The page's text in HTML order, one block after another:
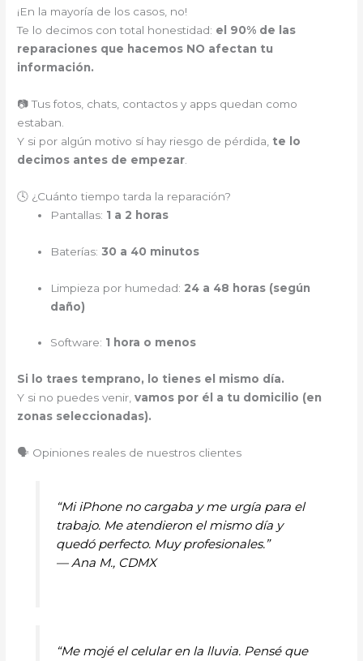
¡En la mayoría de los casos, no!
Te lo decimos con total honestidad: el 90% de las
reparaciones que hacemos NO afectan tu
información.
📷 Tus fotos, chats, contactos y apps quedan como
estaban.
Y si por algún motivo sí hay riesgo de pérdida, te lo
decimos antes de empezar
🕓 ¿Cuánto tiempo tarda la reparación?
Pantallas: 1 a 2 horas
Baterías:30 a 40 minutos
Limpieza por humedad: 24 a 48 horas (según
daño)
Software: 1 hora o menos
Si lo traes temprano, lo tienes el mismo día.
Y si no puedes venir,vamos por él a tu domicilio (en
zonas seleccionadas).
🗣️ Opiniones reales de nuestros clientes
“Mi iPhone no cargaba y me urgía para el
trabajo. Me atendieron el mismo día y
quedó perfecto. Muy profesionales.”
— Ana M., CDMX
“Me mojé el celular en la lluvia. Pensé que